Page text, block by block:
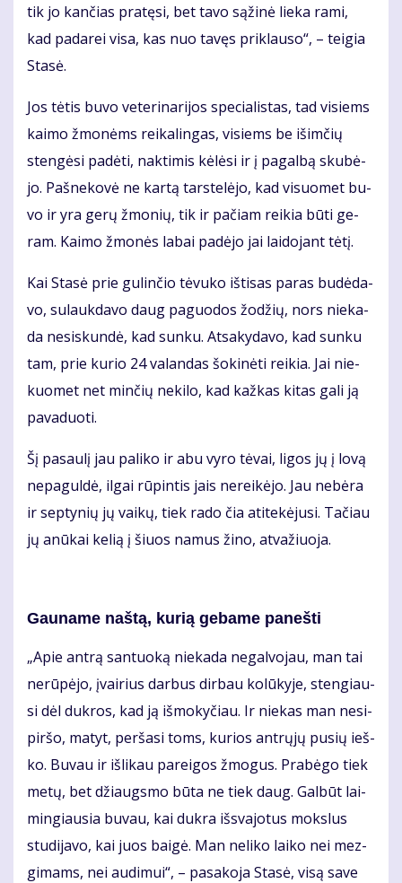
tik jo kan­čias pra­tę­si, bet ta­vo są­ži­nė lie­ka ra­mi,
kad pa­da­rei vi­sa, kas nuo ta­vęs pri­klau­so“, – tei­gia
Sta­sė.
Jos tė­tis bu­vo ve­te­ri­na­ri­jos spe­cia­lis­tas, tad vi­siems
kai­mo žmo­nėms rei­ka­lin­gas, vi­siems be iš­im­čių
sten­gė­si pa­dė­ti, nak­ti­mis kė­lė­si ir į pa­gal­bą sku­bė­
jo. Pa­šne­ko­vė ne kar­tą tars­te­lė­jo, kad vi­suo­met bu­
vo ir yra ge­rų žmo­nių, tik ir pa­čiam rei­kia bū­ti ge­
ram. Kai­mo žmo­nės la­bai pa­dė­jo jai lai­do­jant tė­tį.
Kai Sta­sė prie gu­lin­čio tė­vu­ko iš­ti­sas pa­ras bu­dė­da­
vo, su­lauk­da­vo daug pa­guo­dos žo­džių, nors nie­ka­
da ne­si­skun­dė, kad sun­ku. At­sa­ky­da­vo, kad sun­ku
tam, prie ku­rio 24 va­lan­das šo­ki­nė­ti rei­kia. Jai nie­
kuo­met net min­čių ne­ki­lo, kad kaž­kas ki­tas ga­li ją
pa­va­duo­ti.
Šį pa­sau­lį jau pa­li­ko ir abu vy­ro tė­vai, li­gos jų į lo­vą
ne­pa­gul­dė, il­gai rū­pin­tis jais ne­rei­kė­jo. Jau ne­bė­ra
ir sep­ty­nių jų vai­kų, tiek ra­do čia ati­te­kė­ju­si. Ta­čiau
jų anū­kai ke­lią į šiuos na­mus ži­no, at­va­žiuo­ja.
Gau­na­me naš­tą, ku­rią ge­ba­me pa­neš­ti
„Apie an­trą san­tuo­ką nie­ka­da ne­gal­vo­jau, man tai
ne­rū­pė­jo, įvai­rius dar­bus dir­bau ko­lū­ky­je, sten­giau­
si dėl duk­ros, kad ją iš­mo­ky­čiau. Ir nie­kas man ne­si­
pir­šo, ma­tyt, per­ša­si toms, ku­rios ant­rų­jų pu­sių ieš­
ko. Bu­vau ir iš­li­kau pa­rei­gos žmo­gus. Pra­bė­go tiek
me­tų, bet džiaugs­mo bū­ta ne tiek daug. Gal­būt lai­
min­giau­sia bu­vau, kai duk­ra iš­sva­jo­tus moks­lus
stu­di­ja­vo, kai juos bai­gė. Man ne­li­ko lai­ko nei mez­
gi­mams, nei au­di­mui“, – pa­sa­ko­ja Sta­sė, vi­są sa­ve